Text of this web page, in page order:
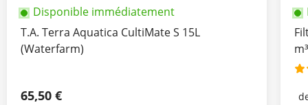
Disponible immédiatement
T.A. Terra Aquatica CultiMate S 15L
(Waterfarm)
65,50 €